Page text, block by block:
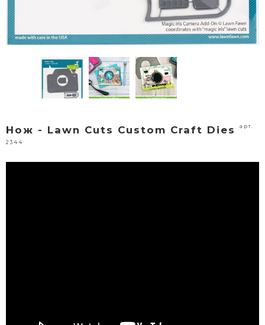
Нож - Lawn Cuts Custom Craft Dies арт.
2344